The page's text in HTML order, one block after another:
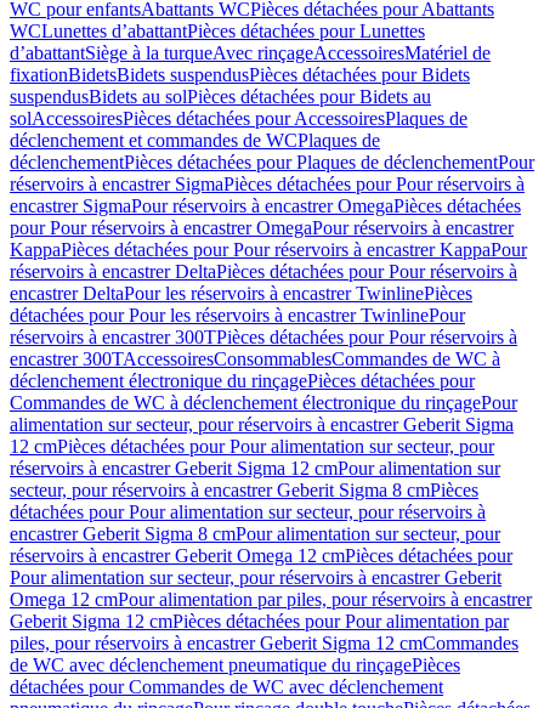
WC pour enfantsAbattants WCPièces détachées pour Abattants
WCLunettes d’abattantPièces détachées pour Lunettes
d’abattantSiège à la turqueAvec rinçageAccessoiresMatériel de
fixationBidetsBidets suspendusPièces détachées pour Bidets
suspendusBidets au solPièces détachées pour Bidets au
solAccessoiresPièces détachées pour AccessoiresPlaques de
déclenchement et commandes de WCPlaques de
déclenchementPièces détachées pour Plaques de déclenchementPour
réservoirs à encastrer SigmaPièces détachées pour Pour réservoirs à
encastrer SigmaPour réservoirs à encastrer OmegaPièces détachées
pour Pour réservoirs à encastrer OmegaPour réservoirs à encastrer
KappaPièces détachées pour Pour réservoirs à encastrer KappaPour
réservoirs à encastrer DeltaPièces détachées pour Pour réservoirs à
encastrer DeltaPour les réservoirs à encastrer TwinlinePièces
détachées pour Pour les réservoirs à encastrer TwinlinePour
réservoirs à encastrer 300TPièces détachées pour Pour réservoirs à
encastrer 300TAccessoiresConsommablesCommandes de WC à
déclenchement électronique du rinçagePièces détachées pour
Commandes de WC à déclenchement électronique du rinçagePour
alimentation sur secteur, pour réservoirs à encastrer Geberit Sigma
12 cmPièces détachées pour Pour alimentation sur secteur, pour
réservoirs à encastrer Geberit Sigma 12 cmPour alimentation sur
secteur, pour réservoirs à encastrer Geberit Sigma 8 cmPièces
détachées pour Pour alimentation sur secteur, pour réservoirs à
encastrer Geberit Sigma 8 cmPour alimentation sur secteur, pour
réservoirs à encastrer Geberit Omega 12 cmPièces détachées pour
Pour alimentation sur secteur, pour réservoirs à encastrer Geberit
Omega 12 cmPour alimentation par piles, pour réservoirs à encastrer
Geberit Sigma 12 cmPièces détachées pour Pour alimentation par
piles, pour réservoirs à encastrer Geberit Sigma 12 cmCommandes
de WC avec déclenchement pneumatique du rinçagePièces
détachées pour Commandes de WC avec déclenchement